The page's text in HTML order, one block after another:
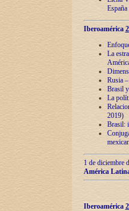
España
Iberoamérica
La
Rusia
Brasil
La
2019)
Brasil:
1 de diciembre
América
Iberoamérica